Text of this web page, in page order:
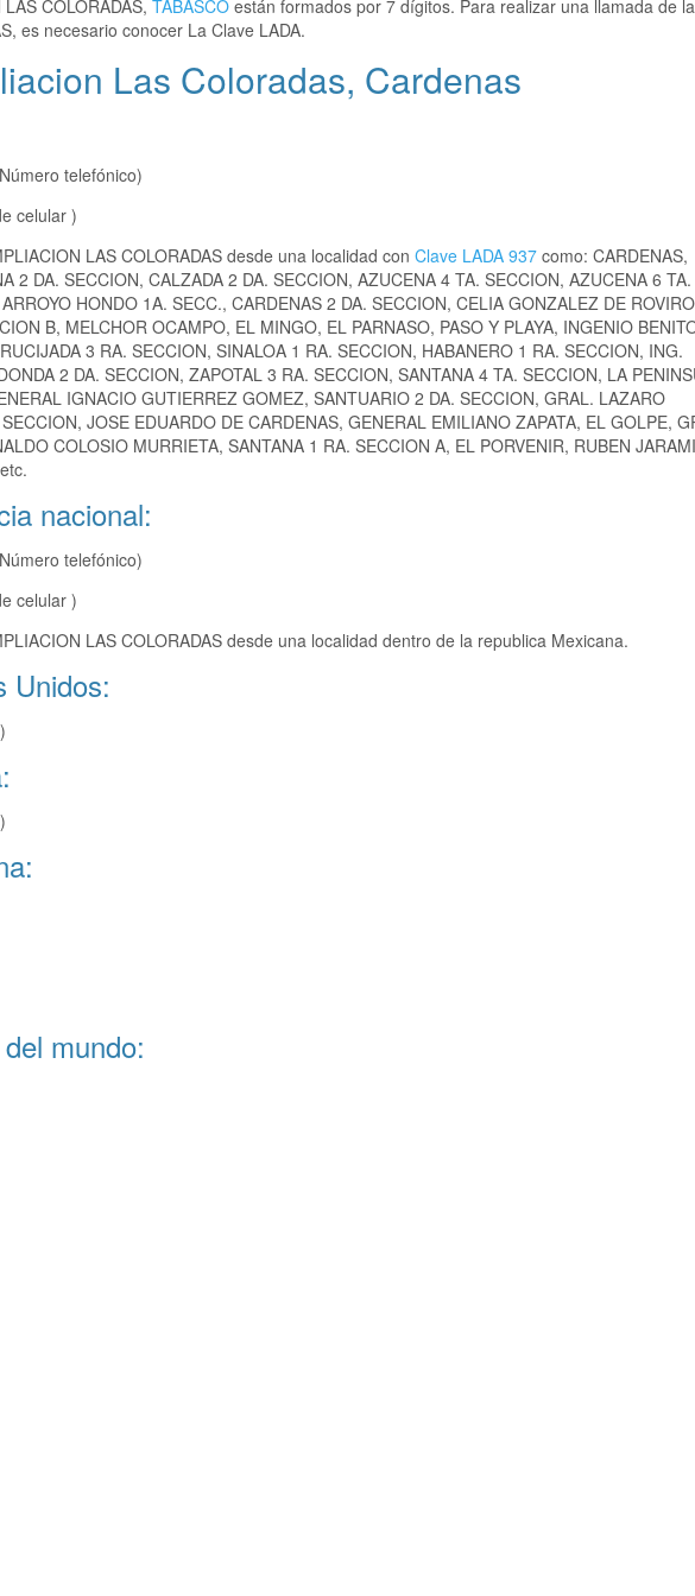
COLORADAS, TABASCO están formados por 7 dígitos. Para realizar una llamada de
es necesario conocer La Clave LADA.
Las Coloradas, Cardenas
telefónico)
celular )
LAS COLORADAS desde una localidad con Clave LADA 937 como: CARDENAS,
2 DA. SECCION, CALZADA 2 DA. SECCION, AZUCENA 4 TA. SECCION, AZUCENA 6 TA.
HONDO 1A. SECC., CARDENAS 2 DA. SECCION, CELIA GONZALEZ DE
B, MELCHOR OCAMPO, EL MINGO, EL PARNASO, PASO Y PLAYA, INGENIO
3 RA. SECCION, SINALOA 1 RA. SECCION, HABANERO 1 RA. SECCION, ING.
2 DA. SECCION, ZAPOTAL 3 RA. SECCION, SANTANA 4 TA. SECCION, LA
IGNACIO GUTIERREZ GOMEZ, SANTUARIO 2 DA. SECCION, GRAL. LAZARO
JOSE EDUARDO DE CARDENAS, GENERAL EMILIANO ZAPATA, EL GOLPE,
COLOSIO MURRIETA, SANTANA 1 RA. SECCION A, EL PORVENIR, RUBEN
nacional:
telefónico)
celular )
LAS COLORADAS desde una localidad dentro de la republica Mexicana.
Unidos:
mundo: